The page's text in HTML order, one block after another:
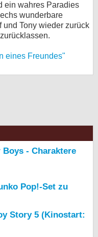
ein wahres Paradies
wunderbare
und Tony wieder zurück
eines Freundes"
- Charaktere
Pop!-Set zu
Story 5 (Kinostart: